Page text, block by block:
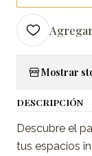
Mostrar
DESCRIPCIÓN
Descubre el
tus espacios